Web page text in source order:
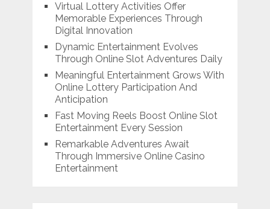
Virtual Lottery Activities Offer
Memorable Experiences Through
Digital Innovation
Dynamic Entertainment Evolves
Through Online Slot Adventures Daily
Meaningful Entertainment Grows With
Online Lottery Participation And
Anticipation
Fast Moving Reels Boost Online Slot
Entertainment Every Session
Remarkable Adventures Await
Through Immersive Online Casino
Entertainment